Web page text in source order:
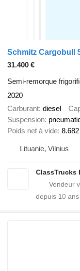
31.400 €
Semi-remorque
2020
Carburant diesel
Suspension
Poids net à vide
Lituanie, Vilnius
ClassTrucks
depuis 10